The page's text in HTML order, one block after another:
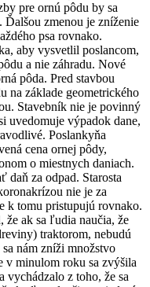
pre ornú pôdu by sa
zmenou je zníženie
psa rovnako.
aby vysvetlil poslancom,
a nie záhradu. Nové
pôda. Pred stavbou
na základe geometrického
Stavebník nie je povinný
uvedomuje výpadok dane,
Poslankyňa
cena ornej pôdy,
o miestnych daniach.
daň za odpad. Starosta
nie je za
k tomu pristupujú rovnako.
že ak sa ľudia naučia, že
traktorom, nebudú
nám zníži množstvo
v minulom roku sa zvýšila
vychádzalo z toho, že sa